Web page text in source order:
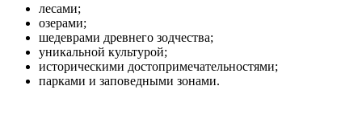
лесами;
озерами;
шедеврами древнего зодчества;
уникальной культурой;
историческими достопримечательностями;
парками и заповедными зонами.